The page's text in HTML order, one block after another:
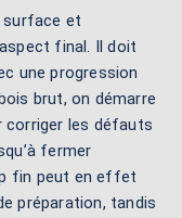
surface et
final. Il doit
une progression
brut, on démarre
corriger les défauts
fermer
fin peut en effet
préparation, tandis